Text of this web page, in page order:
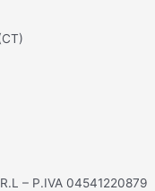
– P.IVA 04541220879